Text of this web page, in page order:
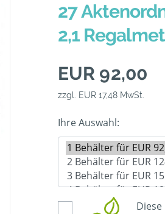
27
2,1
EUR 92,00
zzgl. EUR 17,48 MwSt.
Ihre Auswahl: